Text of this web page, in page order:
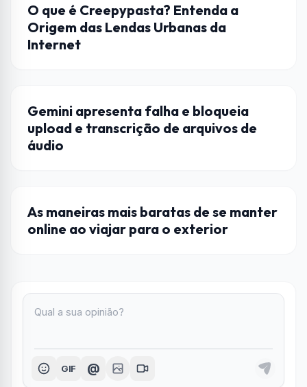
CULTURA POP
O que é Creepypasta? Entenda a
Origem das Lendas Urbanas da
Internet
DICAS
Gemini apresenta falha e bloqueia
upload e transcrição de arquivos de
áudio
CURIOSIDADES
As maneiras mais baratas de se manter
online ao viajar para o exterior
GIF @